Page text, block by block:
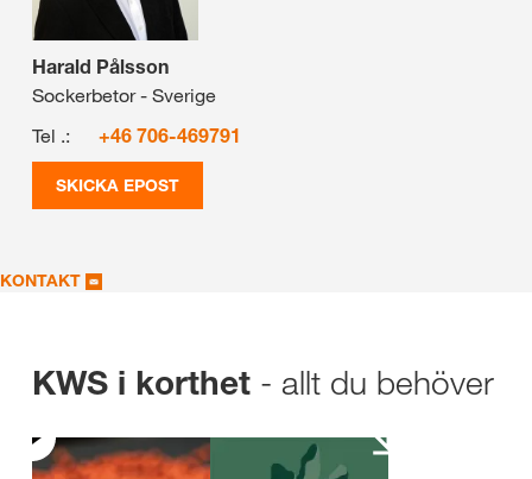
Harald Pålsson
Sockerbetor - Sverige
Tel .:
+46 706-469791
SKICKA EPOST
KONTAKT
KWS i korthet - allt du behöver